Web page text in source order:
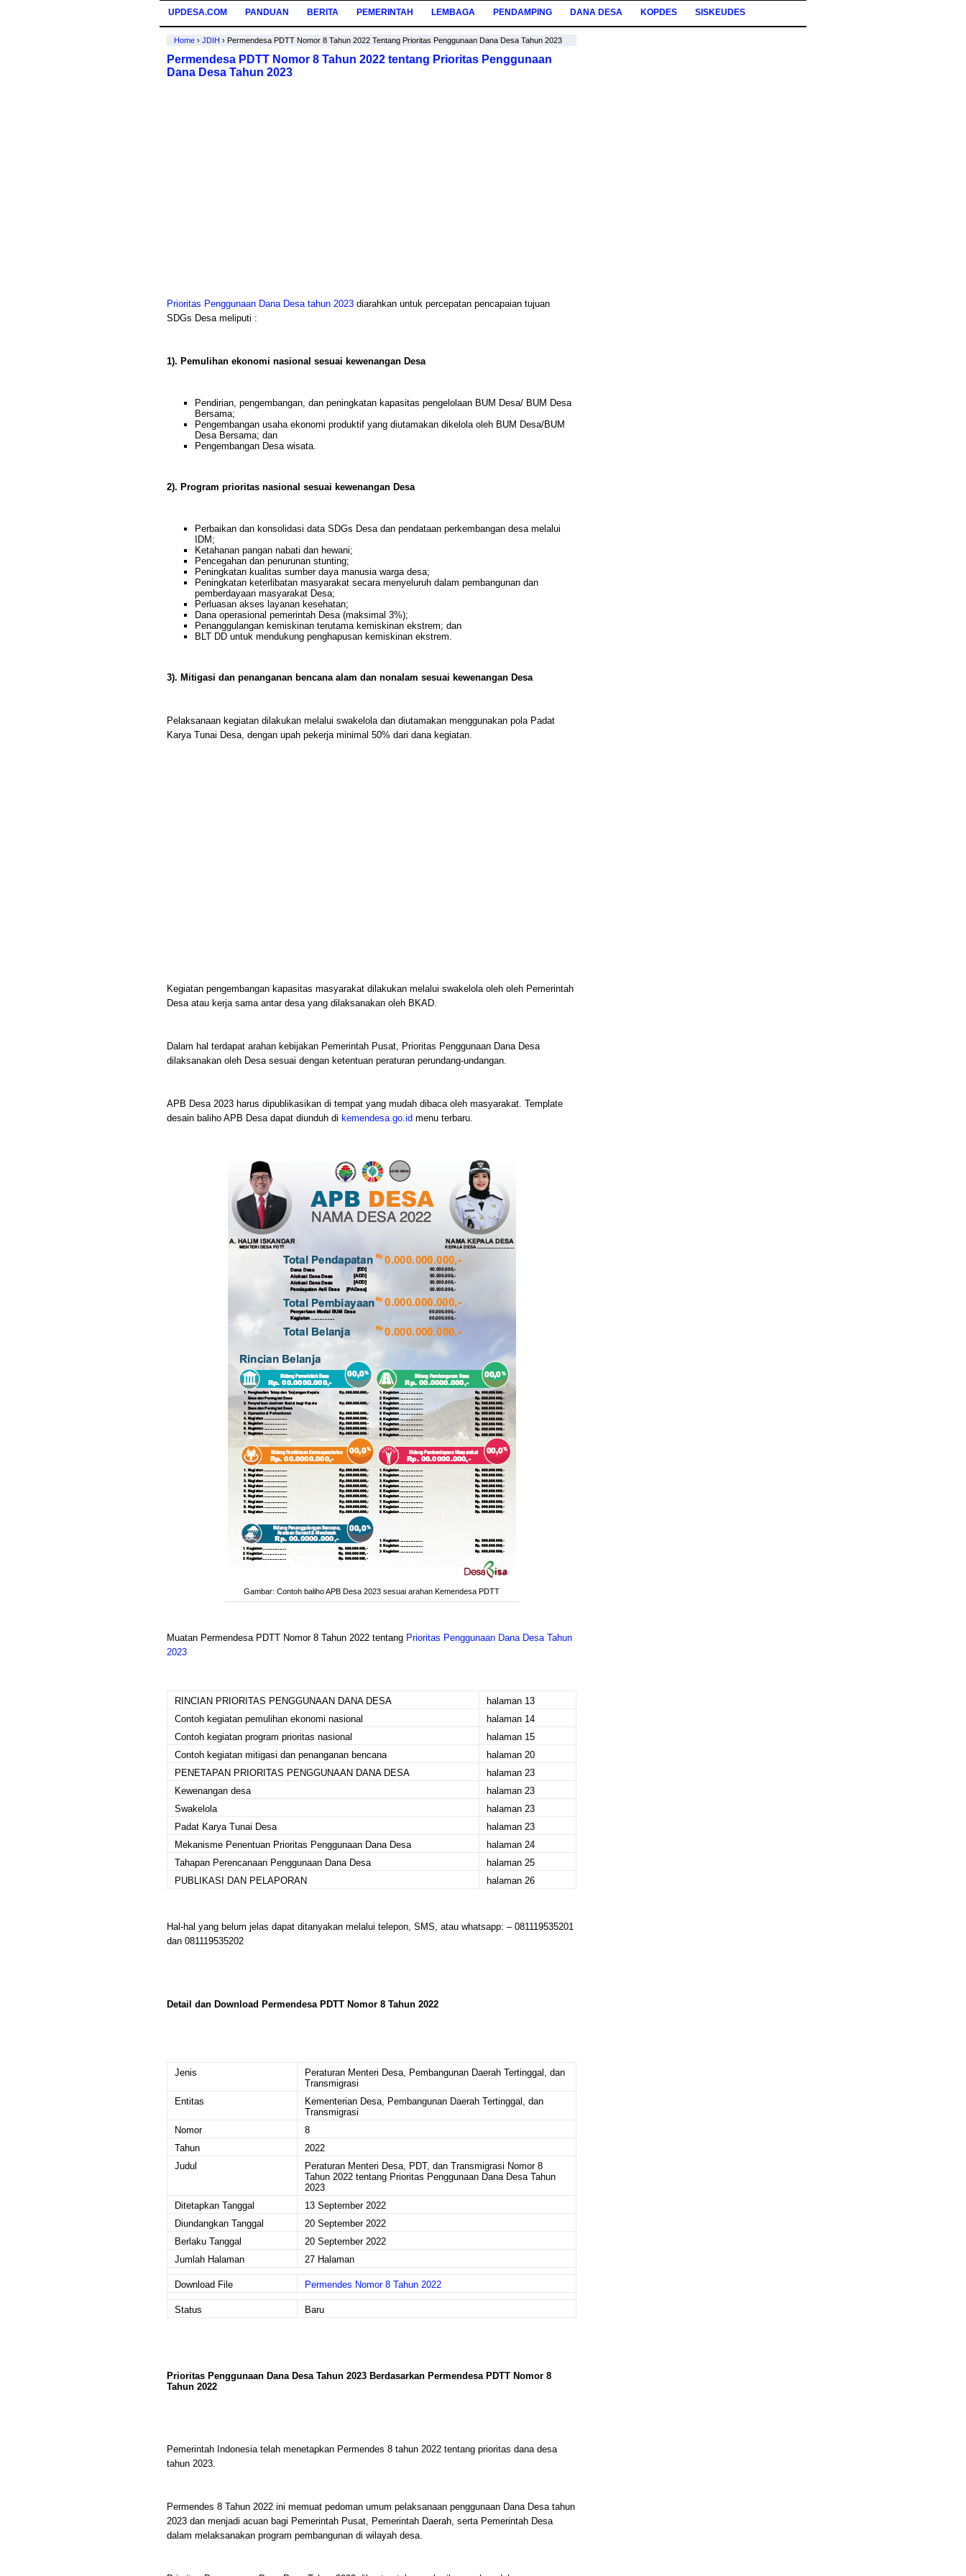
UPDESA.COM PANDUAN BERITA PEMERINTAH LEMBAGA PENDAMPING DANA DESA KOPDES SISKEUDES
Home › JDIH › Permendesa PDTT Nomor 8 Tahun 2022 Tentang Prioritas Penggunaan Dana Desa Tahun 2023
Permendesa PDTT Nomor 8 Tahun 2022 tentang Prioritas Penggunaan
Dana Desa Tahun 2023
Prioritas Penggunaan Dana Desa tahun 2023 diarahkan untuk percepatan pencapaian tujuan
SDGs Desa meliputi :
1). Pemulihan ekonomi nasional sesuai kewenangan Desa
Pendirian, pengembangan, dan peningkatan kapasitas pengelolaan BUM Desa/ BUM Desa
Bersama;
Pengembangan usaha ekonomi produktif yang diutamakan dikelola oleh BUM Desa/BUM
Desa Bersama; dan
Pengembangan Desa wisata.
2). Program prioritas nasional sesuai kewenangan Desa
Perbaikan dan konsolidasi data SDGs Desa dan pendataan perkembangan desa melalui
IDM;
Ketahanan pangan nabati dan hewani;
Pencegahan dan penurunan stunting;
Peningkatan kualitas sumber daya manusia warga desa;
Peningkatan keterlibatan masyarakat secara menyeluruh dalam pembangunan dan
pemberdayaan masyarakat Desa;
Perluasan akses layanan kesehatan;
Dana operasional pemerintah Desa (maksimal 3%);
Penanggulangan kemiskinan terutama kemiskinan ekstrem; dan
BLT DD untuk mendukung penghapusan kemiskinan ekstrem.
3). Mitigasi dan penanganan bencana alam dan nonalam sesuai kewenangan Desa
Pelaksanaan kegiatan dilakukan melalui swakelola dan diutamakan menggunakan pola Padat
Karya Tunai Desa, dengan upah pekerja minimal 50% dari dana kegiatan.
Kegiatan pengembangan kapasitas masyarakat dilakukan melalui swakelola oleh oleh Pemerintah
Desa atau kerja sama antar desa yang dilaksanakan oleh BKAD.
Dalam hal terdapat arahan kebijakan Pemerintah Pusat, Prioritas Penggunaan Dana Desa
dilaksanakan oleh Desa sesuai dengan ketentuan peraturan perundang-undangan.
APB Desa 2023 harus dipublikasikan di tempat yang mudah dibaca oleh masyarakat. Template
desain baliho APB Desa dapat diunduh di kemendesa.go.id menu terbaru.
Gambar: Contoh baliho APB Desa 2023 sesuai arahan Kemendesa PDTT
Muatan Permendesa PDTT Nomor 8 Tahun 2022 tentang Prioritas Penggunaan Dana Desa Tahun
2023
RINCIAN PRIORITAS PENGGUNAAN DANA DESA
halaman 13
Contoh kegiatan pemulihan ekonomi nasional
halaman 14
Contoh kegiatan program prioritas nasional
halaman 15
Contoh kegiatan mitigasi dan penanganan bencana
halaman 20
PENETAPAN PRIORITAS PENGGUNAAN DANA DESA
halaman 23
Kewenangan desa
halaman 23
Swakelola
halaman 23
Padat Karya Tunai Desa
halaman 23
Mekanisme Penentuan Prioritas Penggunaan Dana Desa
halaman 24
Tahapan Perencanaan Penggunaan Dana Desa
halaman 25
PUBLIKASI DAN PELAPORAN
halaman 26
Hal-hal yang belum jelas dapat ditanyakan melalui telepon, SMS, atau whatsapp: – 081119535201
dan 081119535202
Detail dan Download Permendesa PDTT Nomor 8 Tahun 2022
Jenis
Peraturan Menteri Desa, Pembangunan Daerah Tertinggal, dan
Transmigrasi
Entitas
Kementerian Desa, Pembangunan Daerah Tertinggal, dan
Transmigrasi
Nomor
8
Tahun
2022
Judul
Peraturan Menteri Desa, PDT, dan Transmigrasi Nomor 8
Tahun 2022 tentang Prioritas Penggunaan Dana Desa Tahun
2023
Ditetapkan Tanggal
13 September 2022
Diundangkan Tanggal
20 September 2022
Berlaku Tanggal
20 September 2022
Jumlah Halaman
27 Halaman
Download File Permendes Nomor 8 Tahun 2022
Status Baru
Prioritas Penggunaan Dana Desa Tahun 2023 Berdasarkan Permendesa PDTT Nomor 8
Tahun 2022
Pemerintah Indonesia telah menetapkan Permendes 8 tahun 2022 tentang prioritas dana desa
tahun 2023.
Permendes 8 Tahun 2022 ini memuat pedoman umum pelaksanaan penggunaan Dana Desa tahun
2023 dan menjadi acuan bagi Pemerintah Pusat, Pemerintah Daerah, serta Pemerintah Desa
dalam melaksanakan program pembangunan di wilayah desa.